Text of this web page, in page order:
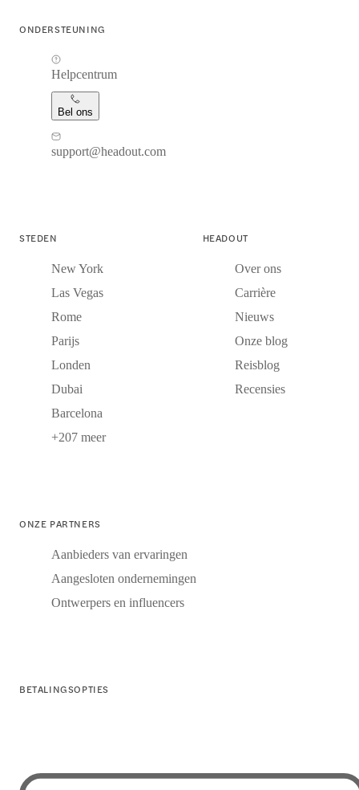
ONDERSTEUNING
Helpcentrum
Bel ons
support@headout.com
STEDEN
New York
Las Vegas
Rome
Parijs
Londen
Dubai
Barcelona
+207 meer
HEADOUT
Over ons
Carrière
Nieuws
Onze blog
Reisblog
Recensies
ONZE PARTNERS
Aanbieders van ervaringen
Aangesloten ondernemingen
Ontwerpers en influencers
BETALINGSOPTIES